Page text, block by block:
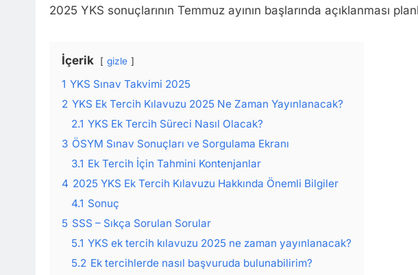
2025 YKS sonuçlarının Temmuz ayının başlarında açıklanması
İçerik gizle
1 YKS Sınav Takvimi 2025
2 YKS Ek Tercih Kılavuzu 2025 Ne Zaman Yayınlanacak?
2.1 YKS Ek Tercih Süreci Nasıl Olacak?
3 ÖSYM Sınav Sonuçları ve Sorgulama Ekranı
3.1 Ek Tercih İçin Tahmini Kontenjanlar
4 2025 YKS Ek Tercih Kılavuzu Hakkında Önemli Bilgiler
4.1 Sonuç
5 SSS – Sıkça Sorulan Sorular
5.1 YKS ek tercih kılavuzu 2025 ne zaman yayınlanacak?
5.2 Ek tercihlerde nasıl başvuruda bulunabilirim?